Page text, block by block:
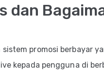
dan
promosi berbayar
kepada pengguna di